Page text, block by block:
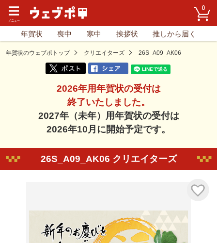
0
年賀状 喪中 寒中 挨拶状 推しから届く
年賀状のウェブポトップ クリエイターズ 26S_A09_AK06
2026年用年賀状の受付は
終了いたしました。
2027年（未年）用年賀状の受付は
2026年10月に開始予定です。
26S_A09_AK06 クリエイターズ